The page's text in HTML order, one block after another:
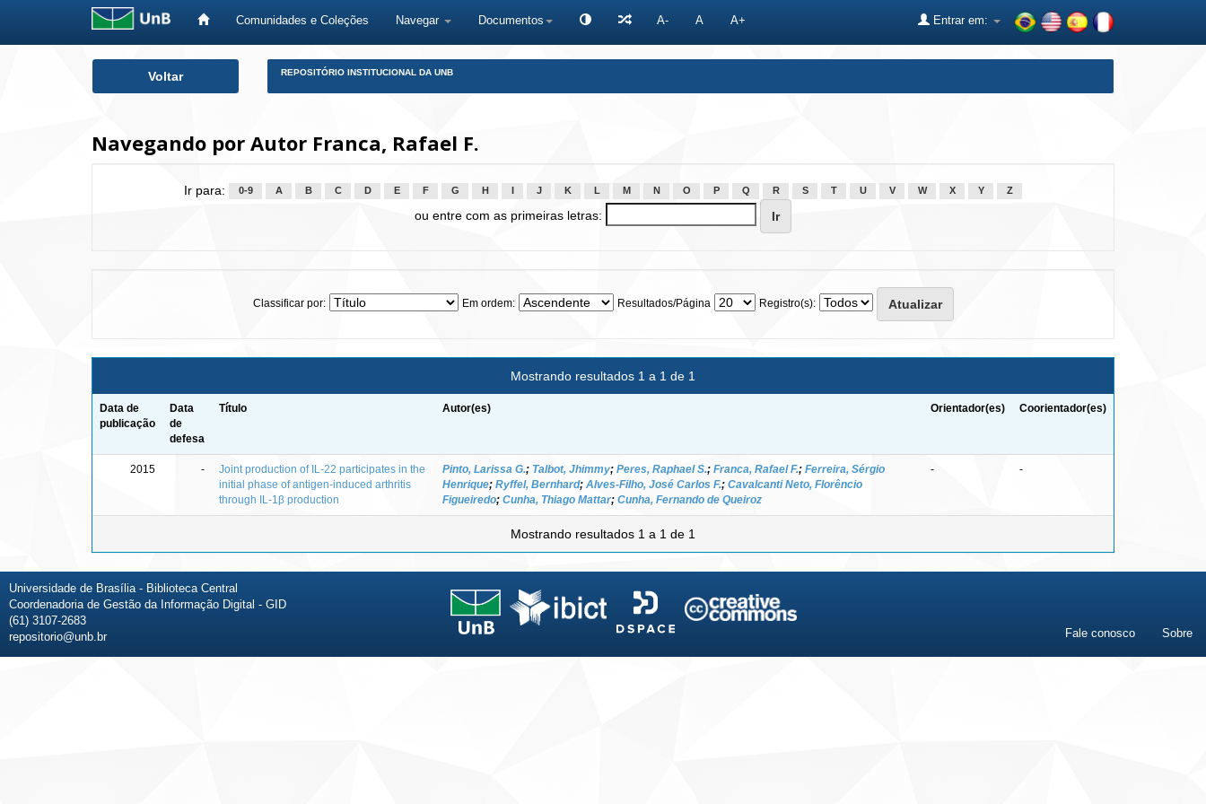
Comunidades e Coleções Navegar Documentos A- A A+ Entrar em:
Voltar REPOSITÓRIO INSTITUCIONAL DA UNB
Navegando por Autor Franca, Rafael F.
Ir para: 0-9 A B C D E F G H J K L M N O P Q R S T U V W X Y Z
ou entre com as primeiras letras:
Classificar por: Em ordem: Resultados/Página Registro(s):
Mostrando resultados 1 a 1 de 1
Data de
publicação
Data
de
defesa
Título Autor(es) Orientador(es) Coorientador(es)
2015 -
Joint production of IL-22 participates in the
initial phase of antigen-induced arthritis
through IL-1β production
Pinto, Larissa G.; Talbot, Jhimmy; Peres, Raphael S.; Franca, Rafael F.; Ferreira, Sérgio
Henrique; Ryffel, Bernhard; Alves-Filho, José Carlos F.; Cavalcanti Neto, Florêncio
Figueiredo; Cunha, Thiago Mattar; Cunha, Fernando de Queiroz
- -
Mostrando resultados 1 a 1 de 1
Universidade de Brasília - Biblioteca Central
Coordenadoria de Gestão da Informação Digital - GID
(61) 3107-2683
repositorio@unb.br
Fale conosco Sobre